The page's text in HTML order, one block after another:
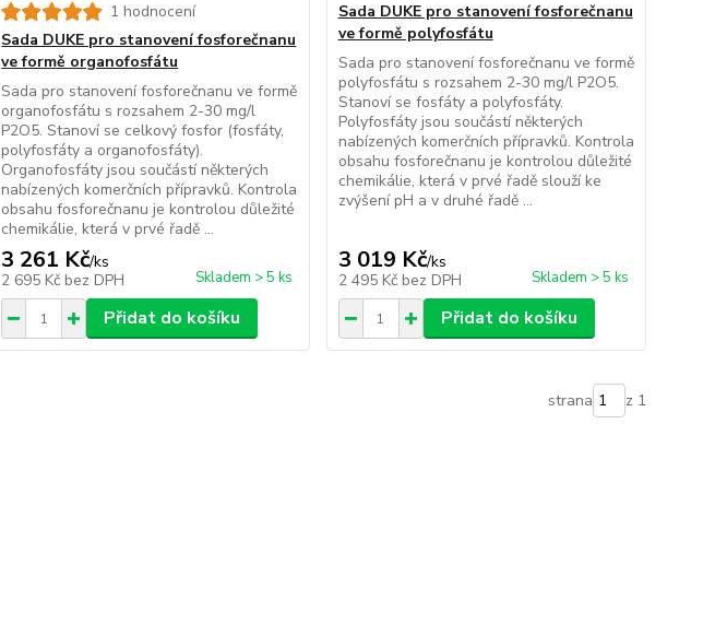
1 hodnocení
Sada DUKE pro stanovení fosforečnanu
ve formě organofosfátu
Sada pro stanovení fosforečnanu ve formě
organofosfátu s rozsahem 2-30 mg/l
P2O5. Stanoví se celkový fosfor (fosfáty,
polyfosfáty a organofosfáty).
Organofosfáty jsou součástí některých
nabízených komerčních přípravků. Kontrola
obsahu fosforečnanu je kontrolou důležité
chemikálie, která v prvé řadě ...
3 261 Kč/ks
2 695 Kč bez DPH Skladem > 5 ks
Přidat do košíku
Sada DUKE pro stanovení fosforečnanu
ve formě polyfosfátu
Sada pro stanovení fosforečnanu ve formě
polyfosfátu s rozsahem 2-30 mg/l P2O5.
Stanoví se fosfáty a polyfosfáty.
Polyfosfáty jsou součástí některých
nabízených komerčních přípravků. Kontrola
obsahu fosforečnanu je kontrolou důležité
chemikálie, která v prvé řadě slouží ke
zvýšení pH a v druhé řadě ...
3 019 Kč/ks
2 495 Kč bez DPH Skladem > 5 ks
Přidat do košíku
strana z 1